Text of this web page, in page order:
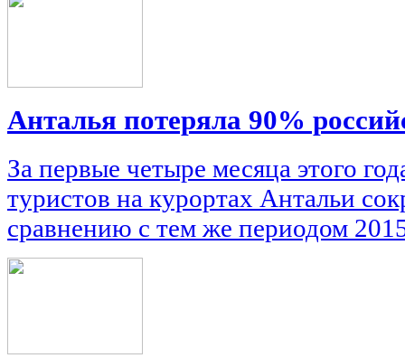
Анталья потеряла 90%
За первые четыре месяца этого
туристов на курортах Антальи
сравнению с тем же периодом